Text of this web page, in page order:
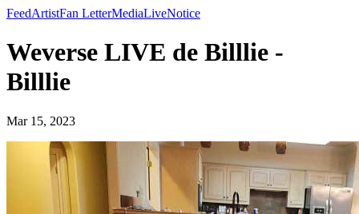
FeedArtistFan LetterMediaLiveNotice
Weverse LIVE de Billlie -
Billlie
Mar 15, 2023